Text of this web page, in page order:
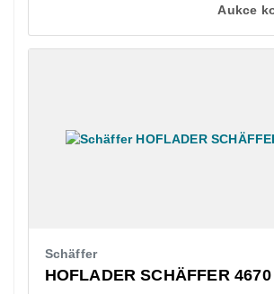
Aukce
Schäffer
HOFLADER SCHÄFFER 4670